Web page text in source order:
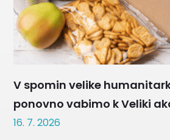
V spomin velike
ponovno vabimo k Veliki
16. 7. 2026